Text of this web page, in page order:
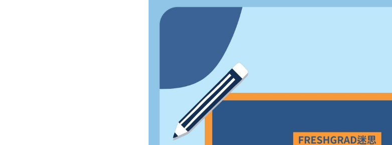
網上私人貸
款
貸款計數
機